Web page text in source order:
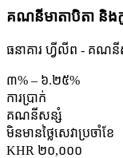
គណនីមាតាបិតា និង
ធនាគារ ហ្វីលីព - គណនី​
៣% – ៦.២៥%
ការប្រាក់
គណនី​សន្សំ
មិនមានថ្លៃសេវាប្រចាំខែ
KHR ២០,០០០